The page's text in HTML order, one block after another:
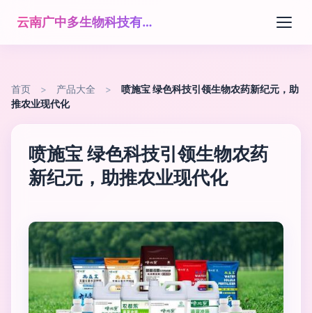
云南广中多生物科技有限公司
首页 > 产品大全 >
喷施宝 绿色科技引领生物农药新纪元，助
推农业现代化
喷施宝 绿色科技引领生物农药
新纪元，助推农业现代化